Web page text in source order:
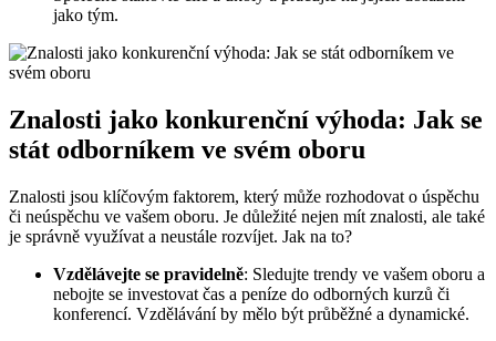
jako tým.
Znalosti jako konkurenční výhoda: Jak se
stát odborníkem ve svém oboru
Znalosti jsou klíčovým faktorem, který může rozhodovat o úspěchu
či neúspěchu ve vašem oboru. Je důležité nejen mít znalosti, ale také
je správně využívat a neustále rozvíjet. Jak na to?
Vzdělávejte se pravidelně: Sledujte trendy ve vašem oboru a
nebojte se investovat čas a peníze do odborných kurzů či
konferencí. Vzdělávání by mělo být průběžné a dynamické.